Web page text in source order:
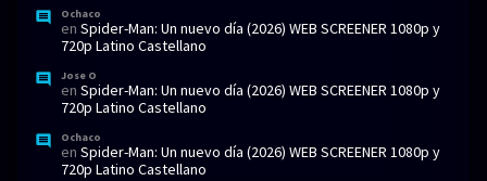
Ochaco
en Spider-Man: Un nuevo día (2026) WEB SCREENER 1080p y
720p Latino Castellano
Jose O
en Spider-Man: Un nuevo día (2026) WEB SCREENER 1080p y
720p Latino Castellano
Ochaco
en Spider-Man: Un nuevo día (2026) WEB SCREENER 1080p y
720p Latino Castellano